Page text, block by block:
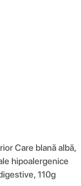
Care blană albă,
hipoalergenice
110g